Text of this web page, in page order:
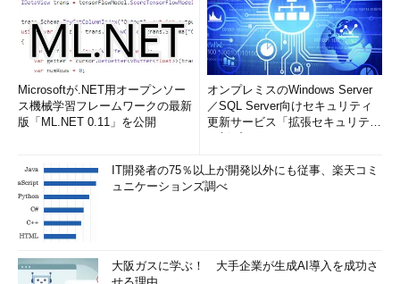
TCP/IPプロトコルとは、一般に連動するプロトコル群の総称
である。IPとTCP（またはUDP）をベースに、HTTP、FTP、
SMTP、DNSなど多数のアプリケーションプロトコルが動作す
る。また、IPとともに実装されるICMPや、IPアドレスからハー
ドウェアアドレスを獲得するためのARPなど、たくさんのプロト
階層としてシステムを見ることができるようにしたい（ 図3 ）。
また、前述したようなよく利用されるプロトコルについての知識
も、合わせて身につけておくことが必要である。
Microsoftが.NET用オープンソー
ス機械学習フレームワークの最新
版「ML.NET 0.11」を公開
オンプレミスのWindows Server
／SQL Server向けセキュリティ
更新サービス「拡張セキュリティ
IT開発者の75％以上が開発以外にも従事、楽天コミ
ュニケーションズ調べ
大阪ガスに学ぶ！ 大手企業が生成AI導入を成功さ